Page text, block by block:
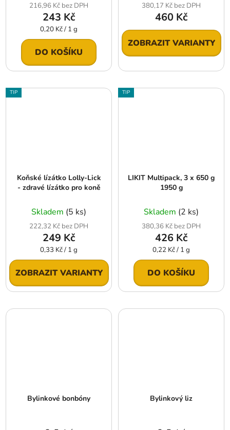
216,96 Kč bez DPH
243 Kč
Měrná
cena:
0,20 Kč / 1 g
DO KOŠÍKU
380,17 Kč bez DPH
460 Kč
ZOBRAZIT VARIANTY
TIP
Koňské lízátko Lolly-Lick
- zdravé lízátko pro koně
Skladem (5 ks)
222,32 Kč bez DPH
249 Kč
Měrná
cena:
0,33 Kč / 1 g
ZOBRAZIT VARIANTY
TIP
LIKIT Multipack, 3 x 650 g
1950 g
Skladem (2 ks)
380,36 Kč bez DPH
426 Kč
Měrná
cena:
0,22 Kč / 1 g
DO KOŠÍKU
Bylinkové bonbóny Bylinkový liz